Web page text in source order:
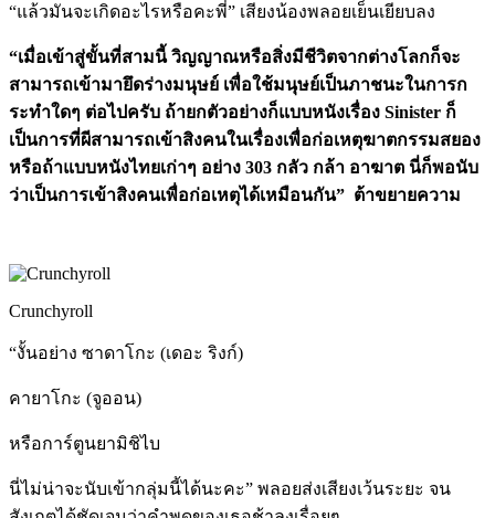
“แล้วมันจะเกิดอะไรหรือคะพี่” เสียงน้องพลอยเย็นเยียบลง
“เมื่อเข้าสู่ขั้นที่สามนี้ วิญญาณหรือสิ่งมีชีวิตจากต่างโลกก็จะ
สามารถเข้ามายึดร่างมนุษย์ เพื่อใช้มนุษย์เป็นภาชนะในการก
ระทำใดๆ ต่อไปครับ ถ้ายกตัวอย่างก็แบบหนังเรื่อง Sinister ก็
เป็นการที่ผีสามารถเข้าสิงคนในเรื่องเพื่อก่อเหตุฆาตกรรมสยอง
หรือถ้าแบบหนังไทยเก่าๆ อย่าง 303 กลัว กล้า อาฆาต นี่ก็พอนับ
ว่าเป็นการเข้าสิงคนเพื่อก่อเหตุได้เหมือนกัน” ต้าขยายความ
Crunchyroll
“งั้นอย่าง ซาดาโกะ (เดอะ ริงก์)
คายาโกะ (จูออน)
หรือการ์ตูนยามิชิไบ
นี่ไม่น่าจะนับเข้ากลุ่มนี้ได้นะคะ” พลอยส่งเสียงเว้นระยะ จน